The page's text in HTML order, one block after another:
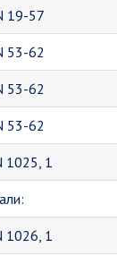
19-57
53-62
53-62
53-62
1025, 1
1026, 1